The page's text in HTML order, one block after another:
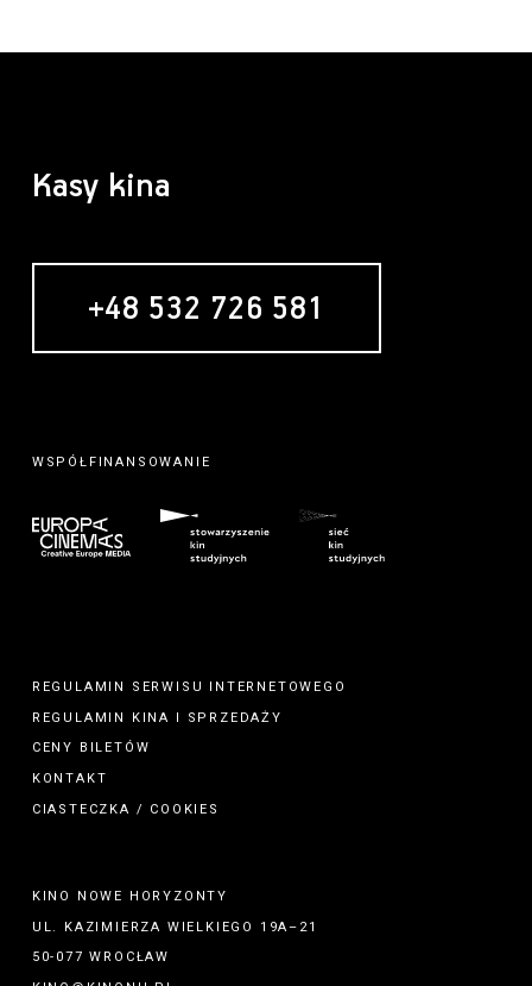
Kasy kina
+48 532 726 581
WSPÓŁFINANSOWANIE
REGULAMIN SERWISU INTERNETOWEGO
REGULAMIN KINA I
SPRZEDAŻY
CENY BILETÓW
KONTAKT
CIASTECZKA / COOKIES
KINO NOWE HORYZONTY
UL. KAZIMIERZA WIELKIEGO 19A–21
50-077 WROCŁAW